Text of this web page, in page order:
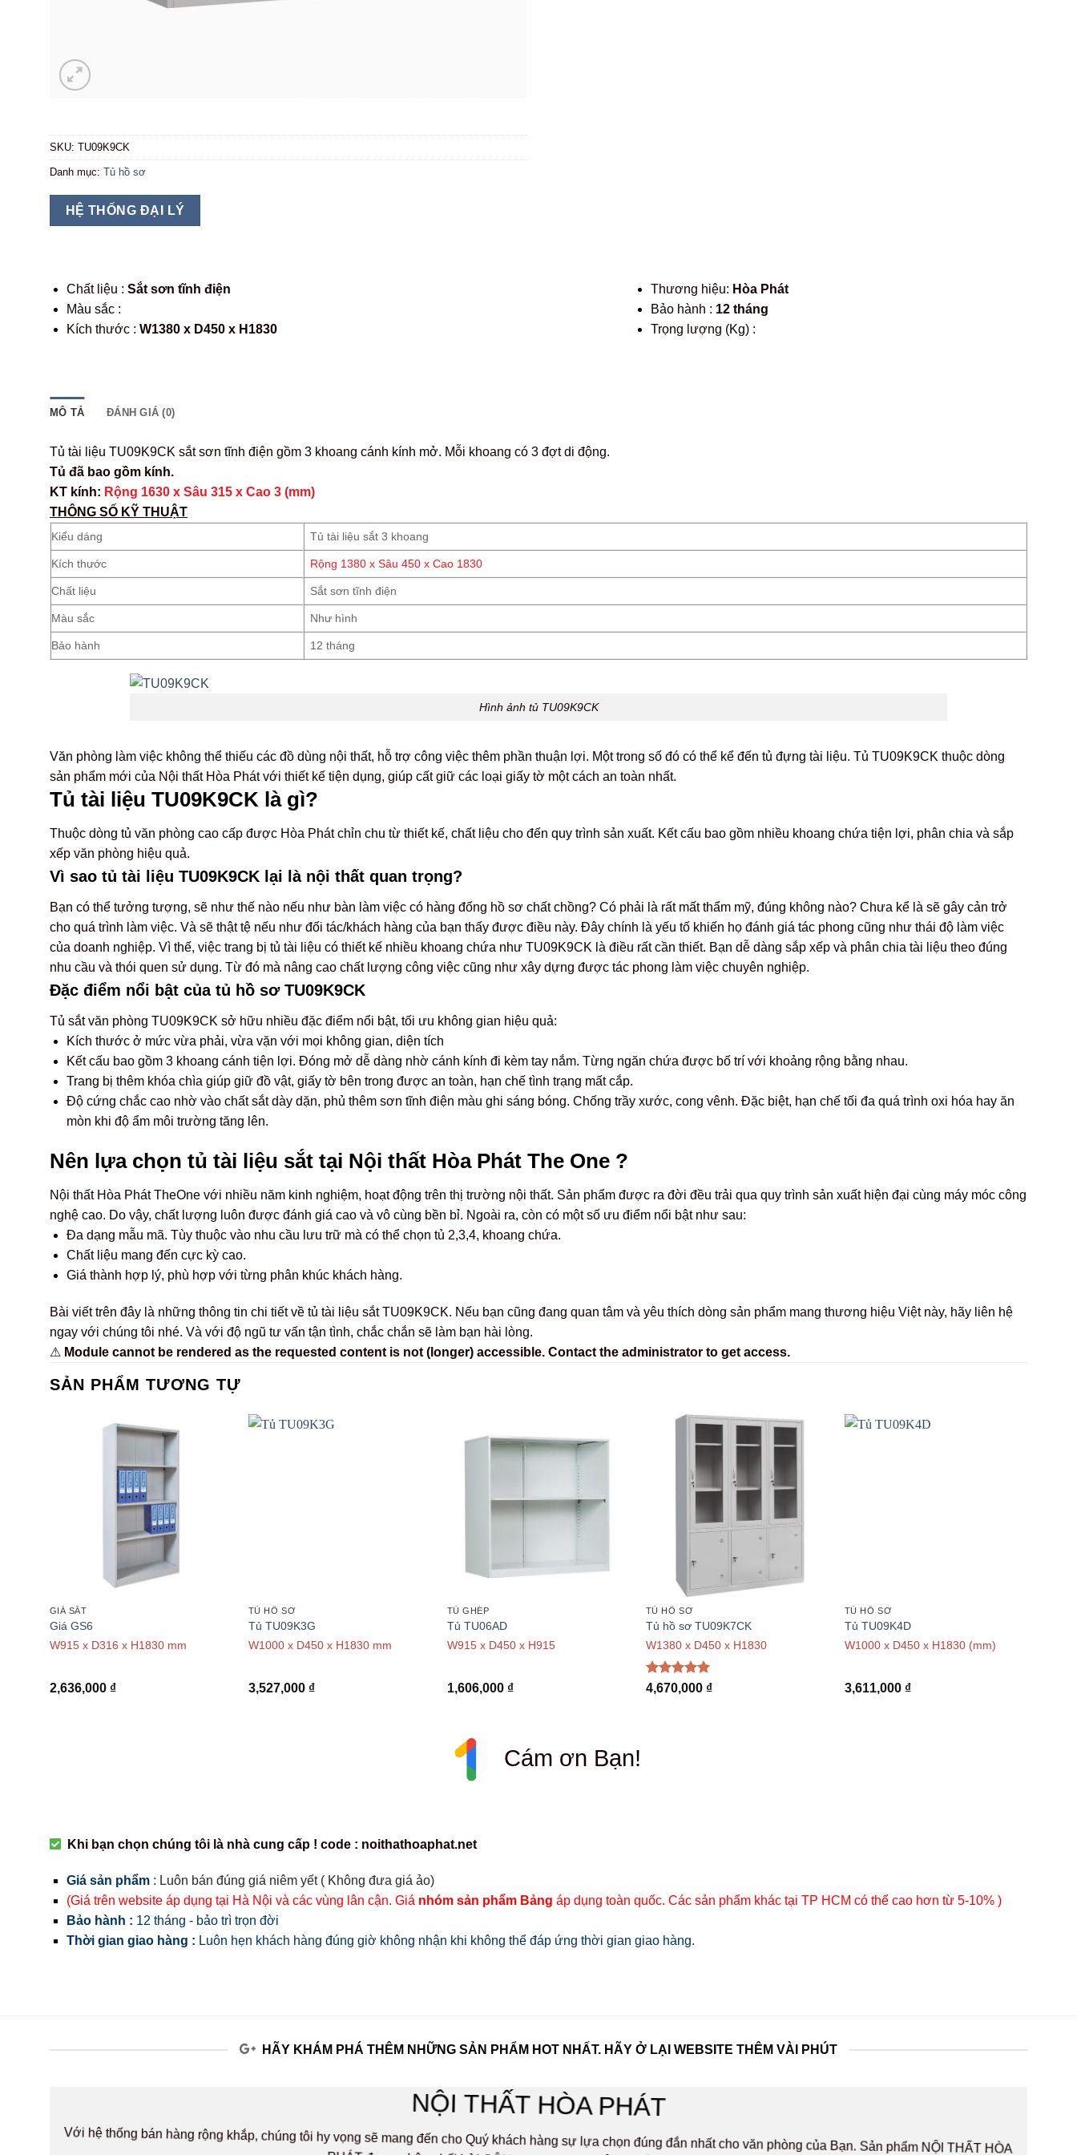
SKU: TU09K9CK
Danh mục: Tủ hồ sơ
HỆ THỐNG ĐẠI LÝ
Chất liệu : Sắt sơn tĩnh điện
Màu sắc :
Kích thước : W1380 x D450 x H1830
Thương hiệu: Hòa Phát
Bảo hành : 12 tháng
Trọng lượng (Kg) :
MÔ TẢ ĐÁNH GIÁ (0)
Tủ tài liệu TU09K9CK sắt sơn tĩnh điện gồm 3 khoang cánh kính mở. Mỗi khoang có 3 đợt di động.
Tủ đã bao gồm kính.
KT kính: Rộng 1630 x Sâu 315 x Cao 3 (mm)
THÔNG SỐ KỸ THUẬT
Kiểu dáng Tủ tài liệu sắt 3 khoang
Kích thước Rộng 1380 x Sâu 450 x Cao 1830
Chất liệu Sắt sơn tĩnh điện
Màu sắc Như hình
Bảo hành 12 tháng
Hình ảnh tủ TU09K9CK
Văn phòng làm việc không thể thiếu các đồ dùng nội thất, hỗ trợ công việc thêm phần thuận lợi. Một trong số đó có thể kể đến tủ đựng tài liệu. Tủ TU09K9CK thuộc dòng
sản phẩm mới của Nội thất Hòa Phát với thiết kế tiện dụng, giúp cất giữ các loại giấy tờ một cách an toàn nhất.
Tủ tài liệu TU09K9CK là gì?
Thuộc dòng tủ văn phòng cao cấp được Hòa Phát chỉn chu từ thiết kế, chất liệu cho đến quy trình sản xuất. Kết cấu bao gồm nhiều khoang chứa tiện lợi, phân chia và sắp
xếp văn phòng hiệu quả.
Vì sao tủ tài liệu TU09K9CK lại là nội thất quan trọng?
Bạn có thể tưởng tượng, sẽ như thế nào nếu như bàn làm việc có hàng đống hồ sơ chất chồng? Có phải là rất mất thẩm mỹ, đúng không nào? Chưa kể là sẽ gây cản trở
cho quá trình làm việc. Và sẽ thật tệ nếu như đối tác/khách hàng của bạn thấy được điều này. Đây chính là yếu tố khiến họ đánh giá tác phong cũng như thái độ làm việc
của doanh nghiệp. Vì thế, việc trang bị tủ tài liệu có thiết kế nhiều khoang chứa như TU09K9CK là điều rất cần thiết. Bạn dễ dàng sắp xếp và phân chia tài liệu theo đúng
nhu cầu và thói quen sử dụng. Từ đó mà nâng cao chất lượng công việc cũng như xây dựng được tác phong làm việc chuyên nghiệp.
Đặc điểm nổi bật của tủ hồ sơ TU09K9CK
Tủ sắt văn phòng TU09K9CK sở hữu nhiều đặc điểm nổi bật, tối ưu không gian hiệu quả:
Kích thước ở mức vừa phải, vừa vặn với mọi không gian, diện tích
Kết cấu bao gồm 3 khoang cánh tiện lợi. Đóng mở dễ dàng nhờ cánh kính đi kèm tay nắm. Từng ngăn chứa được bố trí với khoảng rộng bằng nhau.
Trang bị thêm khóa chìa giúp giữ đồ vật, giấy tờ bên trong được an toàn, hạn chế tình trạng mất cắp.
Độ cứng chắc cao nhờ vào chất sắt dày dặn, phủ thêm sơn tĩnh điện màu ghi sáng bóng. Chống trầy xước, cong vênh. Đặc biệt, hạn chế tối đa quá trình oxi hóa hay ăn
mòn khi độ ẩm môi trường tăng lên.
Nên lựa chọn tủ tài liệu sắt tại Nội thất Hòa Phát The One ?
Nội thất Hòa Phát TheOne với nhiều năm kinh nghiệm, hoạt động trên thị trường nội thất. Sản phẩm được ra đời đều trải qua quy trình sản xuất hiện đại cùng máy móc công
nghệ cao. Do vậy, chất lượng luôn được đánh giá cao và vô cùng bền bỉ. Ngoài ra, còn có một số ưu điểm nổi bật như sau:
Đa dạng mẫu mã. Tùy thuộc vào nhu cầu lưu trữ mà có thể chọn tủ 2,3,4, khoang chứa.
Chất liệu mang đến cực kỳ cao.
Giá thành hợp lý, phù hợp với từng phân khúc khách hàng.
Bài viết trên đây là những thông tin chi tiết về tủ tài liệu sắt TU09K9CK. Nếu bạn cũng đang quan tâm và yêu thích dòng sản phẩm mang thương hiệu Việt này, hãy liên hệ
ngay với chúng tôi nhé. Và với độ ngũ tư vấn tận tình, chắc chắn sẽ làm bạn hài lòng.
⚠ Module cannot be rendered as the requested content is not (longer) accessible. Contact the administrator to get access.
SẢN PHẨM TƯƠNG TỰ
GIÁ SẮT
Giá GS6
W915 x D316 x H1830 mm
2,636,000 ₫
TỦ HỒ SƠ
Tủ TU09K3G
W1000 x D450 x H1830 mm
3,527,000 ₫
TỦ GHÉP
Tủ TU06AD
W915 x D450 x H915
1,606,000 ₫
TỦ HỒ SƠ
Tủ hồ sơ TU09K7CK
W1380 x D450 x H1830
Được xếp
4,670,000 ₫
TỦ HỒ SƠ
Tủ TU09K4D
W1000 x D450 x H1830 (mm)
3,611,000 ₫
Cám ơn Bạn!
Khi bạn chọn chúng tôi là nhà cung cấp ! code : noithathoaphat.net
Giá sản phẩm: Luôn bán đúng giá niêm yết ( Không đưa giá ảo)
(Giá trên website áp dụng tại Hà Nội và các vùng lân cận. Giá nhóm sản phẩm Bảng áp dụng toàn quốc. Các sản phẩm khác tại TP HCM có thể cao hơn từ 5-10% )
Bảo hành : 12 tháng - bảo trì trọn đời
Thời gian giao hàng : Luôn hẹn khách hàng đúng giờ không nhận khi không thể đáp ứng thời gian giao hàng.
HÃY KHÁM PHÁ THÊM NHỮNG SẢN PHẨM HOT NHẤT. HÃY Ở LẠI WEBSITE THÊM VÀI PHÚT
NỘI THẤT HÒA PHÁT
Với hệ thống bán hàng rộng khắp, chúng tôi hy vọng sẽ mang đến cho Quý khách hàng sự lựa chọn đúng đắn nhất cho văn phòng của Bạn. Sản phẩm NỘI THẤT HÒA